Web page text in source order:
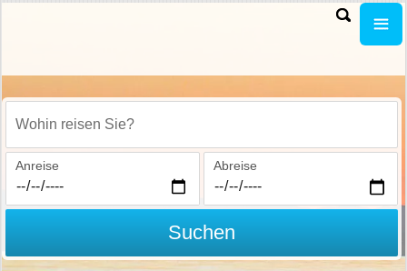
Wohin reisen Sie?
Anreise Abreise
Suchen